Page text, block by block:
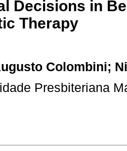
Decisions in
Therapy
Colombini;
Presbiteriana